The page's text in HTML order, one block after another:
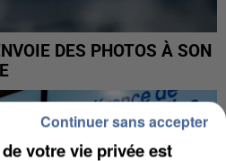
DES PHOTOS À SON
votre vie privée est
Continuer sans accepter